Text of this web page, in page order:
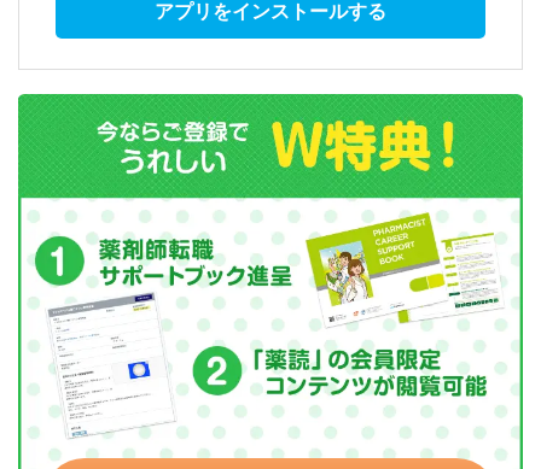
アプリをインストールする